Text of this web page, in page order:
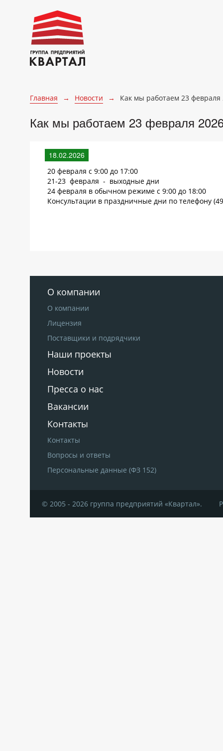
Главная → Новости → Как мы работаем 23 февраля
Как мы работаем 23 февраля
18.02.2026
20 февраля с 9:00 до 17:00
21-23 февраля - выходные дни
24 февраля в обычном режиме с 9:00 до 18:00
Консультации в праздничные дни по телефону
О компании
О компании
Лицензия
Поставщики и подрядчики
Наши проекты
Новости
Пресса о нас
Вакансии
Контакты
Контакты
Вопросы и ответы
Персональные данные (ФЗ 152)
© 2005 - 2026 группа предприятий «Квартал».